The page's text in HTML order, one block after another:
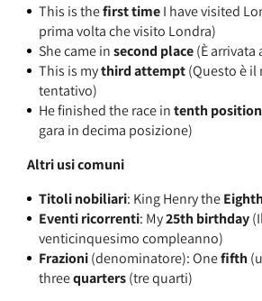
This is thefirst timeI have visited
prima volta che visito Londra)
She came insecond place(È arrivata
This is mythird attempt(Questo è il
tentativo)
He finished the race intenth position
gara in decima posizione)
Altri usi comuni
Titoli nobiliari: King Henry theEighth
Eventi ricorrenti: My25th birthday
venticinquesimo compleanno)
Frazioni(denominatore): Onefifth
threequarters(tre quarti)